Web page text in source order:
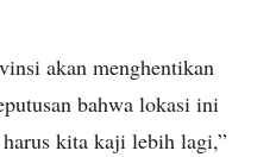
akan menghentikan
bahwa lokasi ini
kita kaji lebih lagi,”